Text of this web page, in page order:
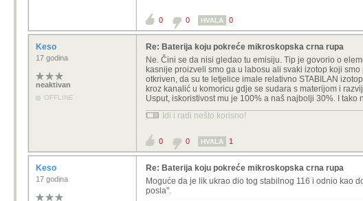
0 0 HVALA 0
Keso
17 godina
neaktivan
OFFLINE
Re: Baterija koju pokreće mikroskopska crna rupa
Ne. Čini se da nisi gledao tu emisiju. Tip je govorio o
kasnije proizveli smo ga u labosu ali svaki izotop koji
otkriven, da su te letjelice imale relativno STABILAN
kroz kanalić u komoricu gdje se sudara s materijom i
Usput, iskoristivost mu je 100% a naš najbolji 30%. I
Idi i radi nešto korisno!
0 0 HVALA 1
Keso
17 godina
Re: Baterija koju pokreće mikroskopska crna rupa
Moguće da je lik ukrao dio tog stabilnog 116 i odnio kao
posla".